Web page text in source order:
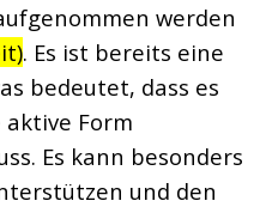
werden
. Es ist bereits eine
bedeutet, dass es
Form
Es kann besonders
und den